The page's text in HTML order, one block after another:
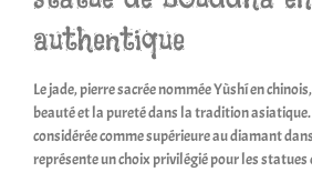
authentique
Le jade, pierre sacrée nommée Yùshí en
beauté et la pureté dans la tradition
considérée comme supérieure au diamant
représente un choix privilégié pour les statues